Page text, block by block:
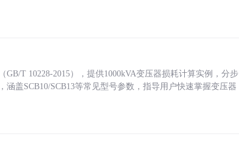
T 10228-2015），提供1000kVA变压器损耗计算实例，分步
盖SCB10/SCB13等常见型号参数，指导用户快速掌握变压器